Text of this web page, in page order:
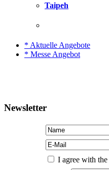
Taipeh
* Aktuelle Angebote
* Messe Angebot
Newsletter
I agree with the